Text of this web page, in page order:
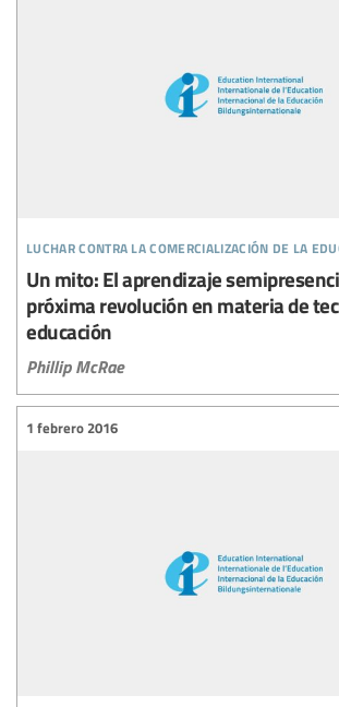
luchar contra la comercialización de la
Un mito: El aprendizaje
próxima revolución en materia de
educación
Phillip McRae
1 febrero 2016